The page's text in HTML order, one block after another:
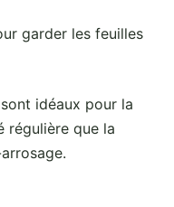
garder les feuilles
idéaux pour la
régulière que la